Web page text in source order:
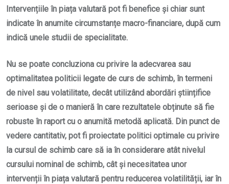
Intervențiile în piața valutară pot fi benefice și chiar sunt
indicate în anumite circumstanțe macro-financiare, după cum
indică unele studii de specialitate.
Nu se poate concluziona cu privire la adecvarea sau
optimalitatea politicii legate de curs de schimb, în termeni
de nivel sau volatilitate, decât utilizând abordări științifice
serioase și de o manieră în care rezultatele obținute să fie
robuste în raport cu o anumită metodă aplicată. Din punct de
vedere cantitativ, pot fi proiectate politici optimale cu privire
la cursul de schimb care să ia în considerare atât nivelul
cursului nominal de schimb, cât și necesitatea unor
intervenții în piața valutară pentru reducerea volatilității, iar în